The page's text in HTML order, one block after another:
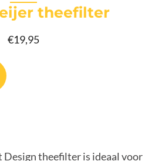
theefilter
€19,95
theefilter is ideaal voor